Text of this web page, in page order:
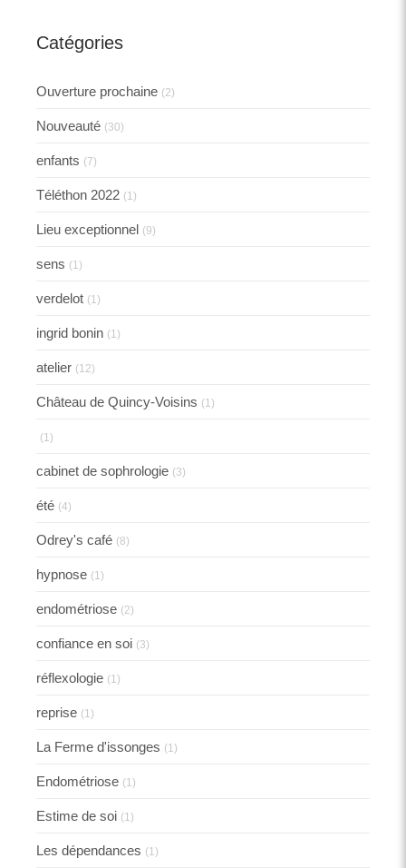
Catégories
Ouverture prochaine (2)
Nouveauté (30)
enfants (7)
Téléthon 2022 (1)
Lieu exceptionnel (9)
sens (1)
verdelot (1)
ingrid bonin (1)
atelier (12)
Château de Quincy-Voisins (1)
(1)
cabinet de sophrologie (3)
été (4)
Odrey's café (8)
hypnose (1)
endométriose (2)
confiance en soi (3)
réflexologie (1)
reprise (1)
La Ferme d'issonges (1)
Endométriose (1)
Estime de soi (1)
Les dépendances (1)